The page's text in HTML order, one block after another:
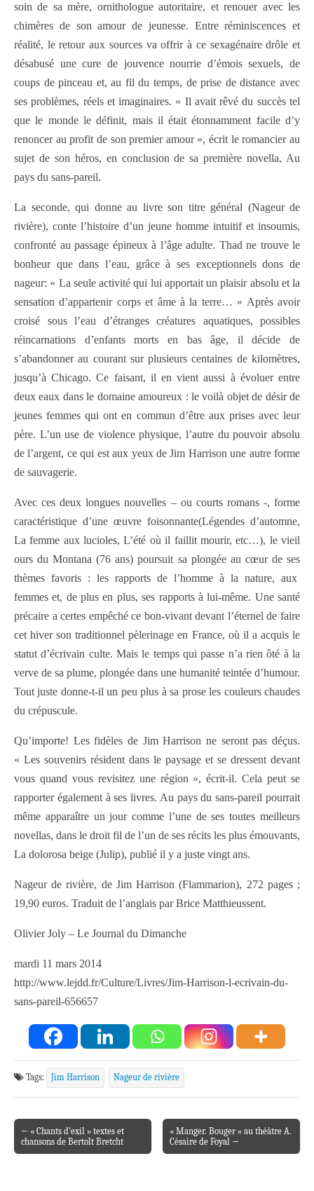
soin de sa mère, ornithologue autoritaire, et renouer avec les
chimères de son amour de jeunesse. Entre réminiscences et
réalité, le retour aux sources va offrir à ce sexagénaire drôle et
désabusé une cure de jouvence nourrie d’émois sexuels, de
coups de pinceau et, au fil du temps, de prise de distance avec
ses problèmes, réels et imaginaires. « Il avait rêvé du succès tel
que le monde le définit, mais il était étonnamment facile d’y
renoncer au profit de son premier amour », écrit le romancier au
sujet de son héros, en conclusion de sa première novella, Au
pays du sans-pareil.
La seconde, qui donne au livre son titre général (Nageur de
rivière), conte l’histoire d’un jeune homme intuitif et insoumis,
confronté au passage épineux à l’âge adulte. Thad ne trouve le
bonheur que dans l’eau, grâce à ses exceptionnels dons de
nageur: « La seule activité qui lui apportait un plaisir absolu et la
sensation d’appartenir corps et âme à la terre… » Après avoir
croisé sous l’eau d’étranges créatures aquatiques, possibles
réincarnations d’enfants morts en bas âge, il décide de
s’abandonner au courant sur plusieurs centaines de kilomètres,
jusqu’à Chicago. Ce faisant, il en vient aussi à évoluer entre
deux eaux dans le domaine amoureux : le voilà objet de désir de
jeunes femmes qui ont en commun d’être aux prises avec leur
père. L’un use de violence physique, l’autre du pouvoir absolu
de l’argent, ce qui est aux yeux de Jim Harrison une autre forme
de sauvagerie.
Avec ces deux longues nouvelles – ou courts romans -, forme
caractéristique d’une œuvre foisonnante(Légendes d’automne,
La femme aux lucioles, L’été où il faillit mourir, etc…), le vieil
ours du Montana (76 ans) poursuit sa plongée au cœur de ses
thèmes favoris : les rapports de l’homme à la nature, aux
femmes et, de plus en plus, ses rapports à lui-même. Une santé
précaire a certes empêché ce bon-vivant devant l’éternel de faire
cet hiver son traditionnel pèlerinage en France, où il a acquis le
statut d’écrivain culte. Mais le temps qui passe n’a rien ôté à la
verve de sa plume, plongée dans une humanité teintée d’humour.
Tout juste donne-t-il un peu plus à sa prose les couleurs chaudes
du crépuscule.
Qu’importe! Les fidèles de Jim Harrison ne seront pas déçus.
« Les souvenirs résident dans le paysage et se dressent devant
vous quand vous revisitez une région », écrit-il. Cela peut se
rapporter également à ses livres. Au pays du sans-pareil pourrait
même apparaître un jour comme l’une de ses toutes meilleurs
novellas, dans le droit fil de l’un de ses récits les plus émouvants,
La dolorosa beige (Julip), publié il y a juste vingt ans.
Nageur de rivière, de Jim Harrison (Flammarion), 272 pages ;
19,90 euros. Traduit de l’anglais par Brice Matthieussent.
Olivier Joly – Le Journal du Dimanche
mardi 11 mars 2014
http://www.lejdd.fr/Culture/Livres/Jim-Harrison-l-ecrivain-du-
sans-pareil-656657
Tags: Jim Harrison Nageur de rivière
Post navigation
← « Chants d’exil » textes et
chansons de Bertolt Bretcht
« Manger. Bouger » au théâtre A.
Césaire de Foyal →